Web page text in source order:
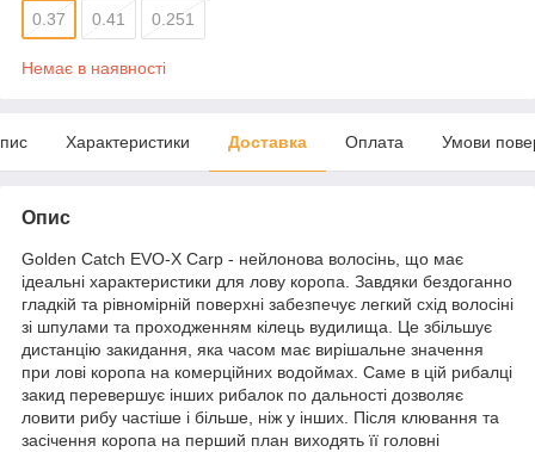
0.37 0.41 0.251
Немає в наявності
Характеристики Доставка Оплата Умови
Опис
Golden Catch EVO-X Carp - нейлонова волосінь, що має
ідеальні характеристики для лову коропа. Завдяки бездоганно
гладкій та рівномірній поверхні забезпечує легкий схід волосіні
зі шпулами та проходженням кілець вудилища. Це збільшує
дистанцію закидання, яка часом має вирішальне значення
при лові коропа на комерційних водоймах. Саме в цій рибалці
закид перевершує інших рибалок по дальності дозволяє
ловити рибу частіше і більше, ніж у інших. Після клювання та
засічення коропа на перший план виходять її головні